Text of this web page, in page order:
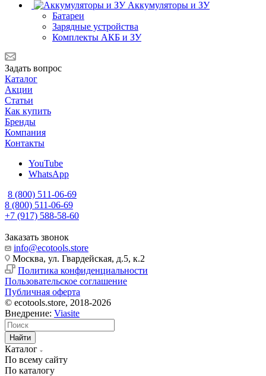
Аккумуляторы и ЗУ
Батареи
Зарядные устройства
Комплекты АКБ и ЗУ
Задать вопрос
Каталог
Акции
Статьи
Как купить
Бренды
Компания
Контакты
YouTube
WhatsApp
8 (800) 511-06-69
8 (800) 511-06-69
+7 (917) 588-58-60
Заказать звонок
info@ecotools.store
Москва, ул. Гвардейская, д.5, к.2
Политика конфиденциальности
Пользовательское соглашение
Публичная оферта
© ecotools.store, 2018-2026
Внедрение: Viasite
Найти
Каталог
По всему сайту
По каталогу